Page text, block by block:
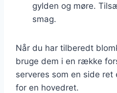
gylden og møre.
smag.
Når du har tilberedt
bruge dem i en række
serveres som en side ret
for en hovedret.